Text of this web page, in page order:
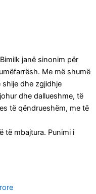
janë sinonim për
Me më shumë
dhe zgjidhje
dhe dallueshme, të
të qëndrueshëm, me të
të mbajtura. Punimi i